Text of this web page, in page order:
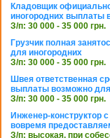
Кладовщик
иногородних выплаты
З/п: 30 000 - 35 000 грн.
Грузчик полная
для иногородних
З/п: 30 000 - 35 000 грн.
Швея ответственная
выплаты возможно
З/п: 30 000 - 35 000 грн.
Инженер-конструктор
вовремя
З/п: высокая, при